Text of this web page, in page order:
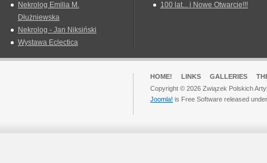
Nekrolog Emilia M.
Dłużniewska
Nekrolog - Jan Niksiński
Wystawa Eclectica
100 lat... i Nowe Otwarcie!!!
HOME! LINKS GALLERIES
Copyright © 2026 Związek Polskich
Joomla! is Free Software released